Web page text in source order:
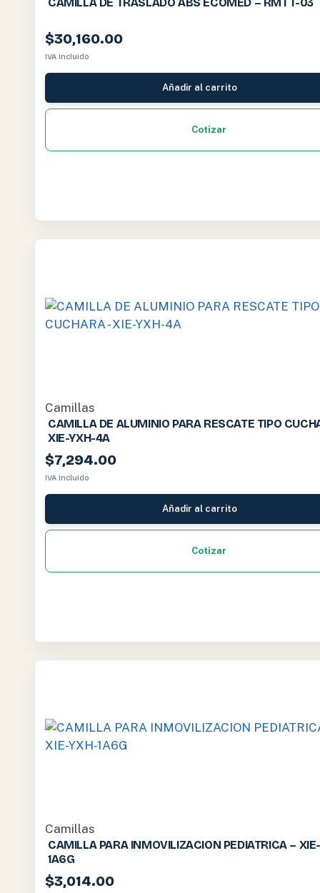
$30,160.00
IVA Incluido
Añadir al carrito
Cotizar
Camillas
CAMILLA DE ALUMINIO PARA RESCATE TIPO
XIE-YXH-4A
$7,294.00
IVA Incluido
Añadir al carrito
Cotizar
Camillas
CAMILLA PARA INMOVILIZACION PEDIATRICA –
1A6G
$3,014.00